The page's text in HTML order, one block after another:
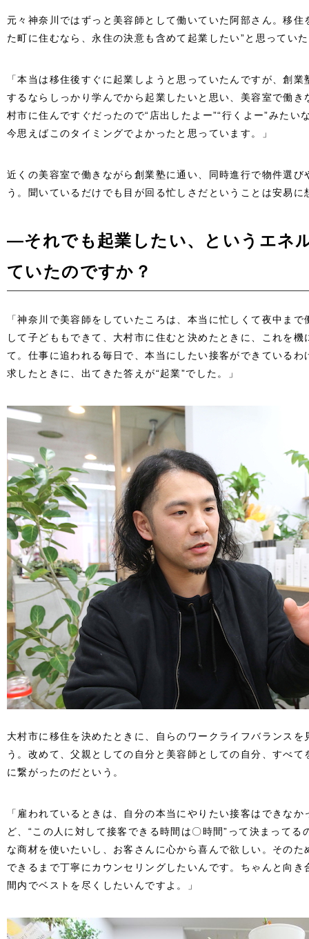
元々神奈川ではずっと美容師として働いていた阿部さん。移住
た町に住むなら、永住の決意も含めて起業したい”と思ってい
「本当は移住後すぐに起業しようと思っていたんですが、創
するならしっかり学んでから起業したいと思い、美容室で働
村市に住んですぐだったので“店出したよー”“行くよー”みたい
今思えばこのタイミングでよかったと思っています。」
近くの美容室で働きながら創業塾に通い、同時進行で物件選
う。聞いているだけでも目が回る忙しさだということは安易に
―それでも起業したい、というエネ
ていたのですか？
「神奈川で美容師をしていたころは、本当に忙しくて夜中ま
して子どももできて、大村市に住むと決めたときに、これを
て。仕事に追われる毎日で、本当にしたい接客ができている
求したときに、出てきた答えが“起業”でした。」
大村市に移住を決めたときに、自らのワークライフバランス
う。改めて、父親としての自分と美容師としての自分、すべ
に繋がったのだという。
「雇われているときは、自分の本当にやりたい接客はできな
ど、“この人に対して接客できる時間は〇時間”って決まって
な商材を使いたいし、お客さんに心から喜んで欲しい。その
できるまで丁寧にカウンセリングしたいんです。ちゃんと向
間内でベストを尽くしたいんですよ。」